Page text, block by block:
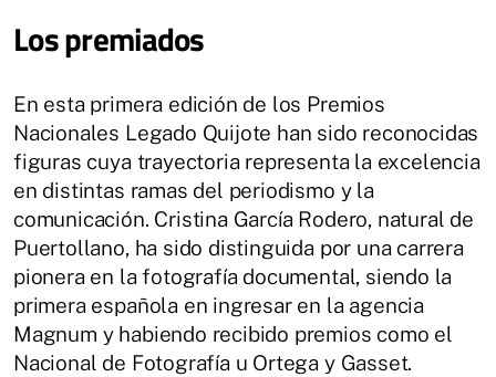
Los premiados
En esta primera edición de los Premios
Nacionales Legado Quijote han sido reconocidas
figuras cuya trayectoria representa la excelencia
en distintas ramas del periodismo y la
comunicación. Cristina García Rodero, natural de
Puertollano, ha sido distinguida por una carrera
pionera en la fotografía documental, siendo la
primera española en ingresar en la agencia
Magnum y habiendo recibido premios como el
Nacional de Fotografía u Ortega y Gasset.